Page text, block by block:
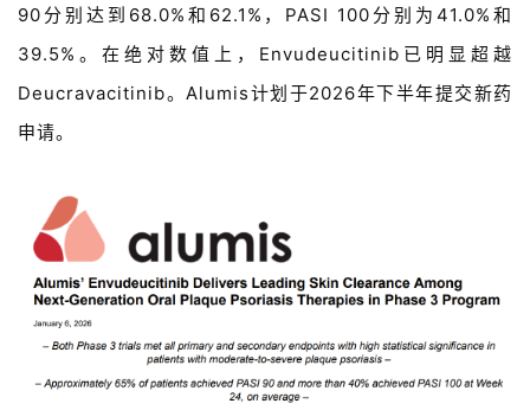
首
页
90分别达到 68.0% 和 62.1% ， PASI 100分别为41.0% 和
39.5% 。在绝对数值上， Envudeucitinib 已明显超越
Deucravacitinib。 Alumis计划于2026年下半年提交新药
申请。